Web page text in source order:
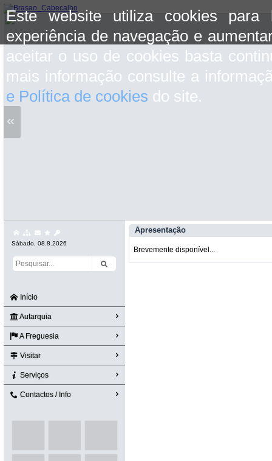
Este website utiliza cookies para
experiência de navegação e
aceitar o uso de cookies basta
mais informação consulte a
e Política de cookies do site.
«
Sábado, 08.8.2026
Início
Autarquia
A Freguesia
Visitar
Serviços
Contactos / Info
Apresentação
Brevemente disponível...